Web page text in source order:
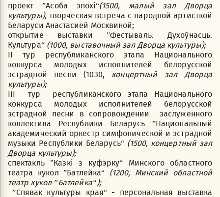
проект ”Асоба эпохі“(1500, малый зал Дворца
культуры),творческая встреча с народной артисткой
Беларуси Анастасией Москвиной;
открытие выставки ”Фестываль. Духоўнасць.
Культура“ (1000, выставочный зал Дворца культуры);
ІІ тур республиканского этапа Национального
конкурса молодых исполнителей белорусской
эстрадной песни (1030, концертный зал Дворца
культуры);
III тур республиканского этапа Национального
конкурса молодых исполнителей белорусской
эстрадной песни в сопровождении заслуженного
коллектива Республики Беларусь ”Национальный
академический оркестр симфонической и эстрадной
музыки Республики Беларусь“ (1500, концертный зал
Дворца культуры);
спектакль ”Казкі з куфэрку“ Минского областного
театра кукол ”Батлейка“ (1200, Минский областной
театр кукол ”Батлейка“);
”Спявак культуры края“- персональная выставка